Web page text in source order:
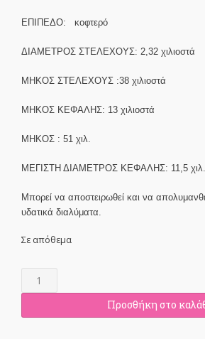
ΕΠΙΠΕΔΟ: κοφτερό
ΔΙΑΜΕΤΡΟΣ ΣΤΕΛΕΧΟΥΣ: 2,32 χιλιοστά
ΜΗΚΟΣ ΣΤΕΛΕΧΟΥΣ :38 χιλιοστά
ΜΗΚΟΣ ΚΕΦΑΛΗΣ: 13 χιλιοστά
ΜΗΚΟΣ : 51 χιλ.
ΜΕΓΙΣΤΗ ΔΙΑΜΕΤΡΟΣ ΚΕΦΑΛΗΣ: 11,5 χιλ.
Μπορεί να αποστειρωθεί και να
υδατικά διαλύματα.
Σε απόθεμα
Nail
Bit
3
Προσθήκη στο